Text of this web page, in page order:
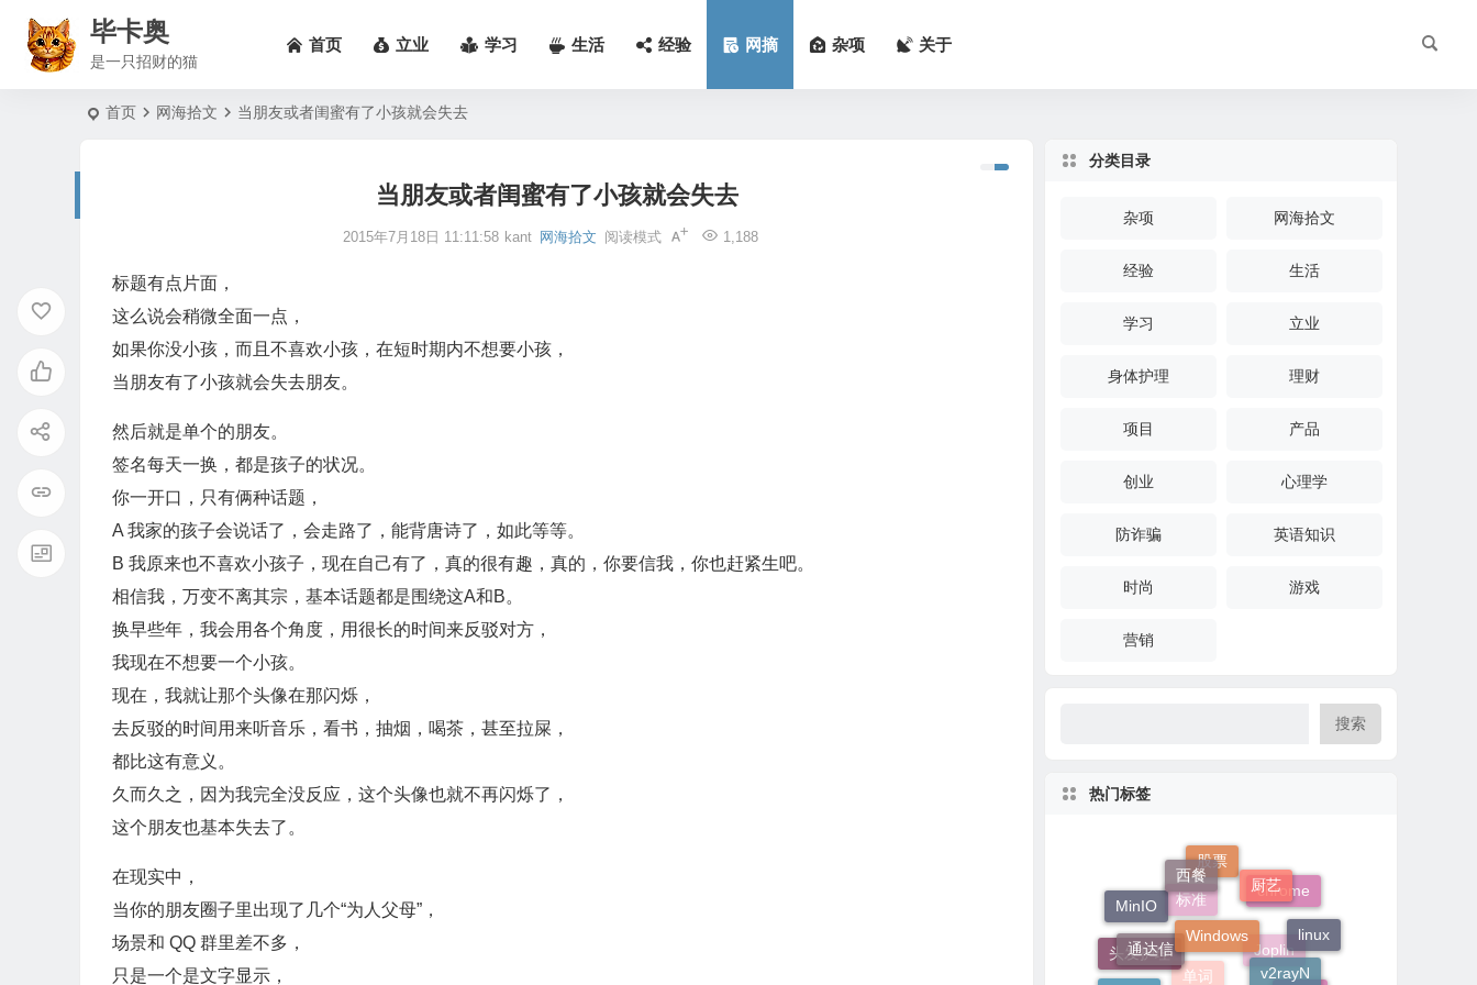
毕卡奥
是一只招财的猫
首页 立业 学习 生活 经验 网摘 杂项 关于
首页 网海拾文 当朋友或者闺蜜有了小孩就会失去
当朋友或者闺蜜有了小孩就会失去
2015年7月18日 11:11:58 kant 网海拾文 1,188
阅读模式
标题有点片面，
这么说会稍微全面一点，
如果你没小孩，而且不喜欢小孩，在短时期内不想要小孩，
当朋友有了小孩就会失去朋友。
然后就是单个的朋友。
签名每天一换，都是孩子的状况。
你一开口，只有俩种话题，
A 我家的孩子会说话了，会走路了，能背唐诗了，如此等等。
B 我原来也不喜欢小孩子，现在自己有了，真的很有趣，真的，你要信我，你也赶紧生吧。
相信我，万变不离其宗，基本话题都是围绕这A和B。
换早些年，我会用各个角度，用很长的时间来反驳对方，
我现在不想要一个小孩。
现在，我就让那个头像在那闪烁，
去反驳的时间用来听音乐，看书，抽烟，喝茶，甚至拉屎，
都比这有意义。
久而久之，因为我完全没反应，这个头像也就不再闪烁了，
这个朋友也基本失去了。
在现实中，
当你的朋友圈子里出现了几个“为人父母”，
场景和 QQ 群里差不多，
只是一个是文字显示，
分类目录
杂项 网海拾文
经验 生活
学习 立业
身体护理 理财
项目 产品
创业 心理学
防诈骗 英语知识
时尚 游戏
营销
搜索
热门标签
标准
股票
chrome
MinIO
西餐 厨艺
linux
通达信
Windows
v2rayN
王者荣耀